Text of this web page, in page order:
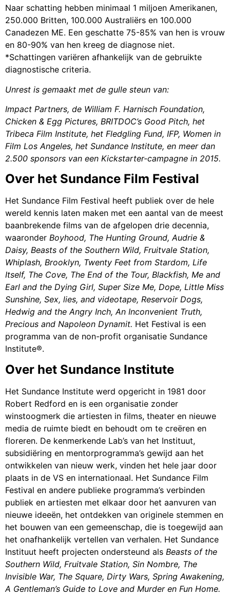
Naar schatting hebben minimaal 1 miljoen Amerikanen,
250.000 Britten, 100.000 Australiërs en 100.000
Canadezen ME. Een geschatte 75-85% van hen is vrouw
en 80-90% van hen kreeg de diagnose niet.
*Schattingen variëren afhankelijk van de gebruikte
diagnostische criteria.
Unrest is gemaakt met de gulle steun van:
Impact Partners, de William F. Harnisch Foundation,
Chicken & Egg Pictures, BRITDOC’s Good Pitch, het
Tribeca Film Institute, het Fledgling Fund, IFP, Women in
Film Los Angeles, het Sundance Institute, en meer dan
2.500 sponsors van een Kickstarter-campagne in 2015.
Over het Sundance Film Festival
Het Sundance Film Festival heeft publiek over de hele
wereld kennis laten maken met een aantal van de meest
baanbrekende films van de afgelopen drie decennia,
waaronder Boyhood, The Hunting Ground, Audrie &
Daisy, Beasts of the Southern Wild, Fruitvale Station,
Whiplash, Brooklyn, Twenty Feet from Stardom, Life
Itself, The Cove, The End of the Tour, Blackfish, Me and
Earl and the Dying Girl, Super Size Me, Dope, Little Miss
Sunshine, Sex, lies, and videotape, Reservoir Dogs,
Hedwig and the Angry Inch, An Inconvenient Truth,
Precious and Napoleon Dynamit. Het Festival is een
programma van de non-profit organisatie Sundance
Institute®.
Over het Sundance Institute
Het Sundance Institute werd opgericht in 1981 door
Robert Redford en is een organisatie zonder
winstoogmerk die artiesten in films, theater en nieuwe
media de ruimte biedt en behoudt om te creëren en
floreren. De kenmerkende Lab’s van het Instituut,
subsidiëring en mentorprogramma’s gewijd aan het
ontwikkelen van nieuw werk, vinden het hele jaar door
plaats in de VS en internationaal. Het Sundance Film
Festival en andere publieke programma’s verbinden
publiek en artiesten met elkaar door het aanvuren van
nieuwe ideeën, het ontdekken van originele stemmen en
het bouwen van een gemeenschap, die is toegewijd aan
het onafhankelijk vertellen van verhalen. Het Sundance
Instituut heeft projecten ondersteund als Beasts of the
Southern Wild, Fruitvale Station, Sin Nombre, The
Invisible War, The Square, Dirty Wars, Spring Awakening,
A Gentleman’s Guide to Love and Murder en Fun Home.